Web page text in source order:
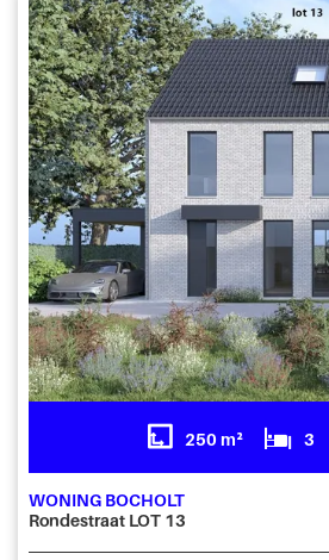
250 m² 3
WONING BOCHOLT
Rondestraat LOT 13